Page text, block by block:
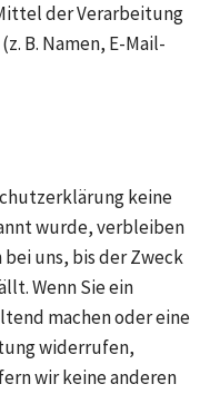
der Verarbeitung
B. Namen, E-Mail-
keine
wurde, verbleiben
uns, bis der Zweck
Wenn Sie ein
machen oder eine
widerrufen,
wir keine anderen